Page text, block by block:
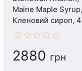
Maine Maple Syrup,
Кленовий сироп,
мл
2880 грн